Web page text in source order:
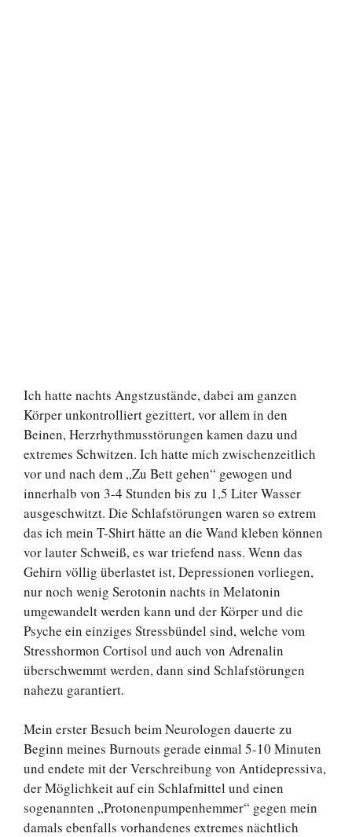
Ich hatte nachts Angstzustände, dabei am ganzen
Körper unkontrolliert gezittert, vor allem in den
Beinen, Herzrhythmusstörungen kamen dazu und
extremes Schwitzen. Ich hatte mich zwischenzeitlich
vor und nach dem „Zu Bett gehen“ gewogen und
innerhalb von 3-4 Stunden bis zu 1,5 Liter Wasser
ausgeschwitzt. Die Schlafstörungen waren so extrem
das ich mein T-Shirt hätte an die Wand kleben können
vor lauter Schweiß, es war triefend nass. Wenn das
Gehirn völlig überlastet ist, Depressionen vorliegen,
nur noch wenig Serotonin nachts in Melatonin
umgewandelt werden kann und der Körper und die
Psyche ein einziges Stressbündel sind, welche vom
Stresshormon Cortisol und auch von Adrenalin
überschwemmt werden, dann sind Schlafstörungen
nahezu garantiert.
Mein erster Besuch beim Neurologen dauerte zu
Beginn meines Burnouts gerade einmal 5-10 Minuten
und endete mit der Verschreibung von Antidepressiva,
der Möglichkeit auf ein Schlafmittel und einen
sogenannten „Protonenpumpenhemmer“ gegen mein
damals ebenfalls vorhandenes extremes nächtlich